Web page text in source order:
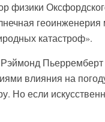
физики
геоинженерия
катастроф».
влияния на
Но если